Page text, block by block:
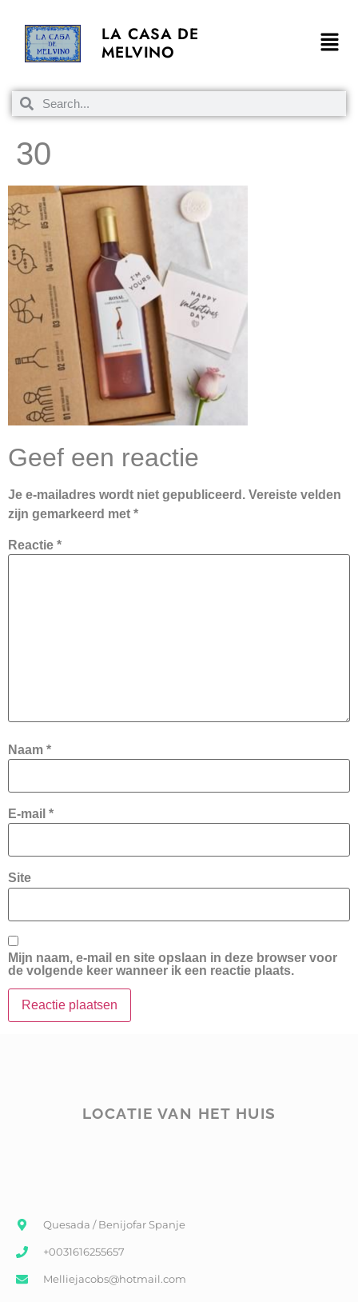
LA CASA DE
MELVINO
30
Geef een reactie
Je e-mailadres wordt niet gepubliceerd. Vereiste velden
zijn gemarkeerd met *
Reactie *
Naam *
E-mail *
Site
Mijn naam, e-mail en site opslaan in deze browser voor
de volgende keer wanneer ik een reactie plaats.
LOCATIE VAN HET HUIS
Quesada / Benijofar Spanje
+0031616255657
Melliejacobs@hotmail.com